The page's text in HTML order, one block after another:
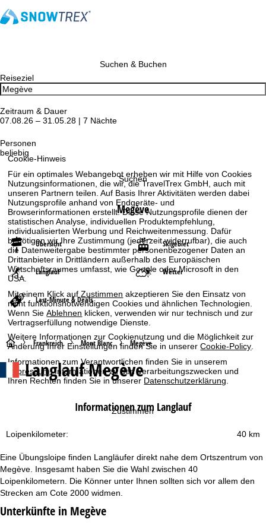
Cookie-Hinweis
Für ein optimales Webangebot erheben wir mit Hilfe von Cookies
Nutzungsinformationen, die wir, die TravelTrex GmbH, auch mit
unseren Partnern teilen. Auf Basis Ihrer Aktivitäten werden dabei
Nutzungsprofile anhand von Endgeräte- und
Browserinformationen erstellt. Diese Nutzungsprofile dienen der
statistischen Analyse, individuellen Produktempfehlung,
individualisierten Werbung und Reichweitenmessung. Dafür
benötigen wir Ihre Zustimmung (jederzeit widerrufbar), die auch
die Datenweitergabe bestimmter personenbezogener Daten an
Drittanbieter in Drittländern außerhalb des Europäischen
Wirtschaftsraumes umfasst, wie Google oder Microsoft in den
USA.
Mit einem Klick aufZustimmen akzeptieren Sie den Einsatz von
nicht funktionsnotwendigen Cookies und ähnlichen Technologien.
Wenn SieAblehnen klicken, verwenden wir nur technisch und zur
Vertragserfüllung notwendige Dienste.
Weitere Informationen zur Cookienutzung und die Möglichkeit zur
Änderung Ihrer Einstellungen finden Sie in unsererCookie-Policy
Informationen zum Verantwortlichen finden Sie in unserem
Impressum. Informationen zu den Verarbeitungszwecken und
Ihren Rechten finden Sie in unserer Datenschutzerklärung
Zustimmen
Suchen & Buchen
Reiseziel
Zeitraum & Dauer
07.08.26 – 31.05.28 | 7 Nächte
Personen
beliebig
Suchen
Megève
Übersicht Skigebiet
Langlauf Wetter
Last-Minute & Deals
S
t
t
e
i
Frankreich Mont Blanc Megève
Langlauf Megève
Informationen zum Langlauf
40 km
Loipenkilometer:
Eine Übungsloipe finden Langläufer direkt nahe dem Ortszentrum von
Megève. Insgesamt haben Sie die Wahl zwischen 40
Loipenkilometern. Die Könner unter Ihnen sollten sich vor allem den
Strecken am Cote 2000 widmen.
Unterkünfte in Megève